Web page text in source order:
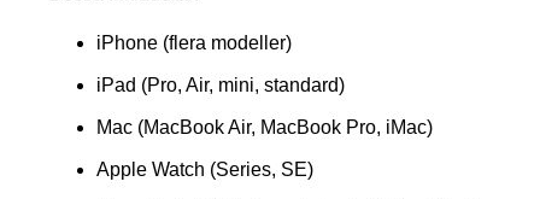
iPhone (flera modeller)
iPad (Pro, Air, mini, standard)
Mac (MacBook Air, MacBook Pro, iMac)
Apple Watch (Series, SE)